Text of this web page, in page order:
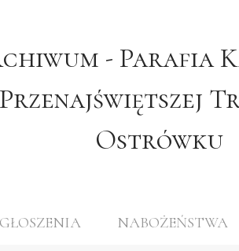
- Parafia
Przenajświętszej
Ostrówku
NABOŻEŃSTWA